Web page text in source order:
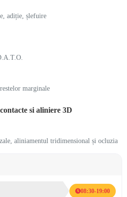
adiție, șlefuire
marginale
si aliniere 3D
aliniamentul tridimensional și ocluzia
08:30-19:00